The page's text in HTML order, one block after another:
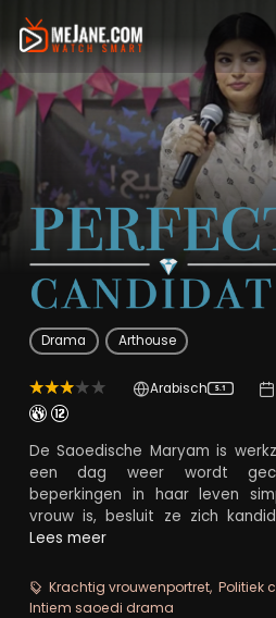
Drama Arthouse
Arabisch 5.1
De Saoedische Maryam is
een dag weer wordt
beperkingen in haar leven
vrouw is, besluit ze zich
komende
afgenomen. Samen met haar
gemeenschap ervan te
Lees meer
Krachtig vrouwenportret Politiek
Intiem saoedi drama